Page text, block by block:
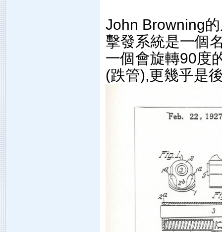
John Browning
擊發系統是一個
一個會旋轉90度
(跌管),更幾乎是